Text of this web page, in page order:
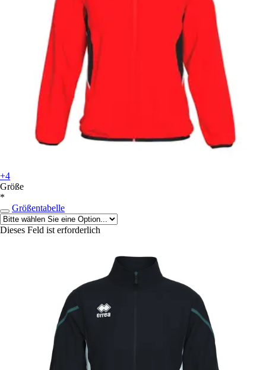
+4
Größe
*
Größentabelle
Dieses Feld ist erforderlich